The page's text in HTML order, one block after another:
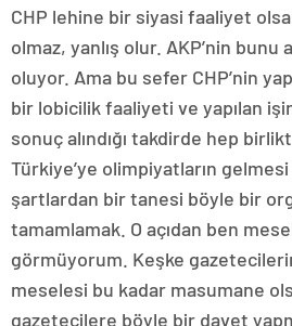
CHP lehine bir siyasi faaliyet
olmaz, yanlış olur. AKP’nin bunu
oluyor. Ama bu sefer CHP’nin
bir lobicilik faaliyeti ve yapılan
sonuç alındığı takdirde hep
Türkiye’ye olimpiyatların
şartlardan bir tanesi böyle bir
tamamlamak. O açıdan ben
görmüyorum. Keşke
meselesi bu kadar masumane
gazetecilere böyle bir davet